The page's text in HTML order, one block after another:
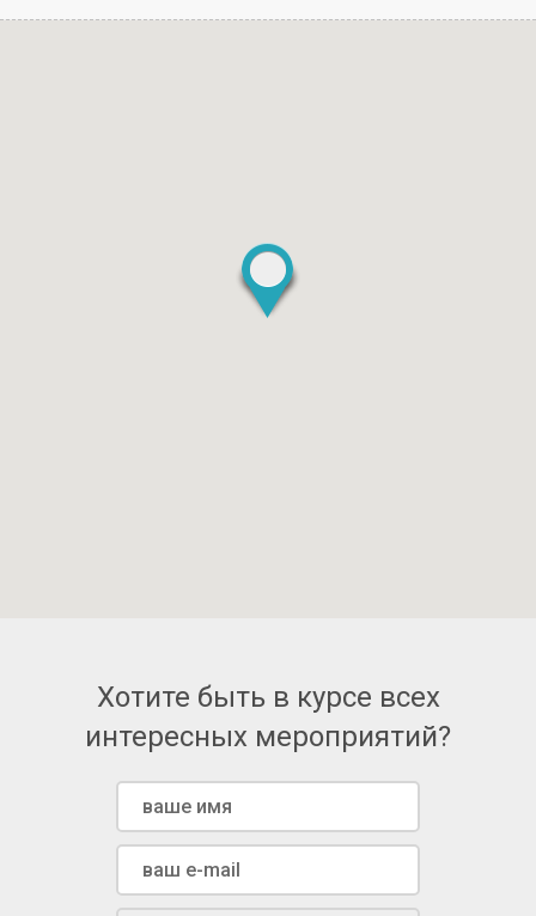
Хотите быть в курсе всех
интересных мероприятий?